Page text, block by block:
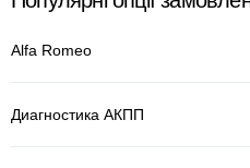
Alfa Romeo
Диагностика АКПП